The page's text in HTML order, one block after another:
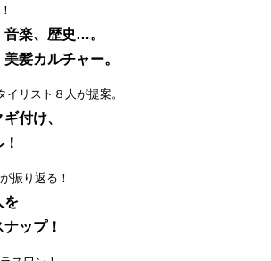
音楽、歴史…。
髪カルチャー。
イリスト８人が提案。
付け、
振り返る！
を
ップ！